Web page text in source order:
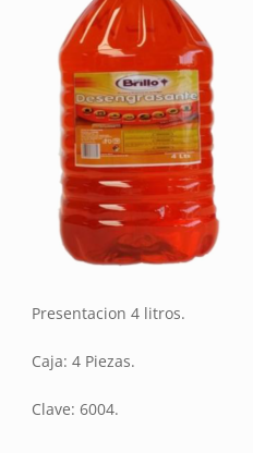
Presentacion 4 litros.
Caja: 4 Piezas.
Clave: 6004.